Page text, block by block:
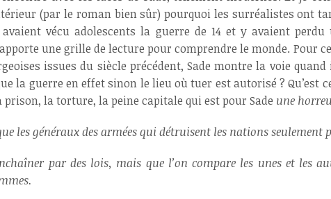
(par le roman bien sûr) pourquoi les surréalistes ont
vécu adolescents la guerre de 14 et y avaient
une grille de lecture pour comprendre le monde. Pour
issues du siècle précédent, Sade montre la voie quand
la guerre en effet sinon le lieu où tuer est autorisé ? Qu’est
la torture, la peine capitale qui est pour Sade une
les généraux des armées qui détruisent les nations seulement
par des lois, mais que l’on compare les unes et les